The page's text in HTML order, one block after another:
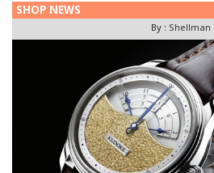
SHOP NEWS
By : Shellman